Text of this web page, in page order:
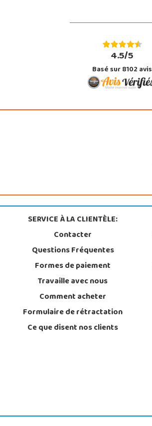
4.5/5
Basé sur 8102 avis
SERVICE À LA CLIENTÈLE:
Contacter
Questions Fréquentes
Formes de paiement
Travaille avec nous
Comment acheter
Formulaire de rétractation
Ce que disent nos clients